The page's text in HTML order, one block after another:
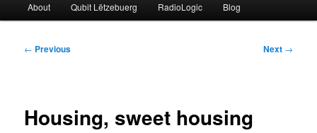
About Qubit Lëtzebuerg RadioLogic Blog
Post
← Previous Next →
Housing, sweet housing